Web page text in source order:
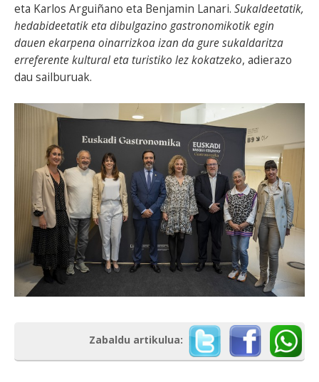
eta Karlos Arguiñano eta Benjamin Lanari. Sukaldeetatik,
hedabideetatik eta dibulgazino gastronomikotik egin
dauen ekarpena oinarrizkoa izan da gure sukaldaritza
erreferente kultural eta turistiko lez kokatzeko, adierazo
dau sailburuak.
Zabaldu artikulua: